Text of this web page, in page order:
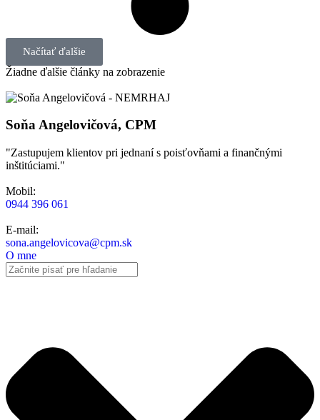
Načítať ďalšie
Žiadne ďalšie články na zobrazenie
Soňa Angelovičová, CPM
"Zastupujem klientov pri jednaní s poisťovňami a finančnými
inštitúciami."
Mobil:
0944 396 061
E-mail:
sona.angelovicova@cpm.sk
O mne